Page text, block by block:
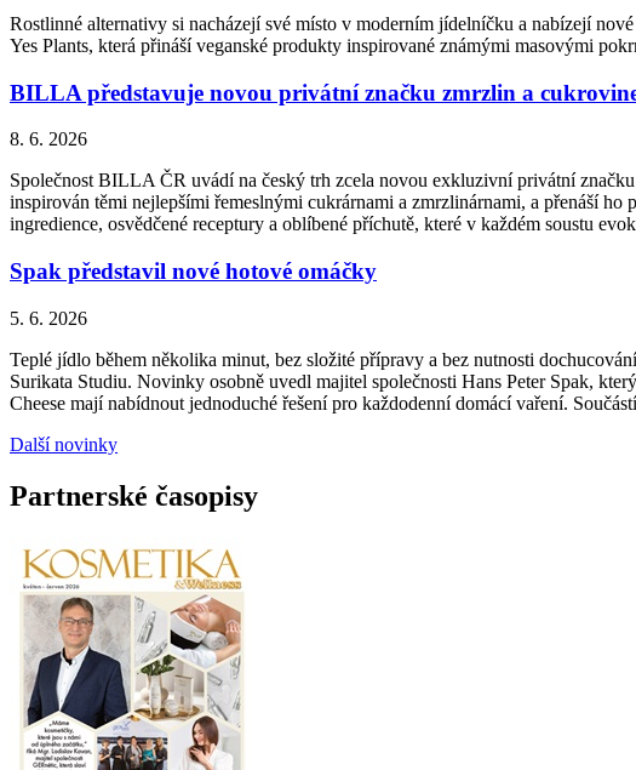
Rostlinné alternativy si nacházejí své místo v moderním jídelníčku a nabízejí
Yes Plants, která přináší veganské produkty inspirované známými masovými
BILLA představuje novou privátní značku zmrzlin a
8. 6. 2026
Společnost BILLA ČR uvádí na český trh zcela novou exkluzivní privátní
inspirován těmi nejlepšími řemeslnými cukrárnami a zmrzlinárnami, a přenáší
ingredience, osvědčené receptury a oblíbené příchutě, které v každém soustu
Spak představil nové hotové omáčky
5. 6. 2026
Teplé jídlo během několika minut, bez složité přípravy a bez nutnosti
Surikata Studiu. Novinky osobně uvedl majitel společnosti Hans Peter Spak,
Cheese mají nabídnout jednoduché řešení pro každodenní domácí vaření.
Další novinky
Partnerské časopisy